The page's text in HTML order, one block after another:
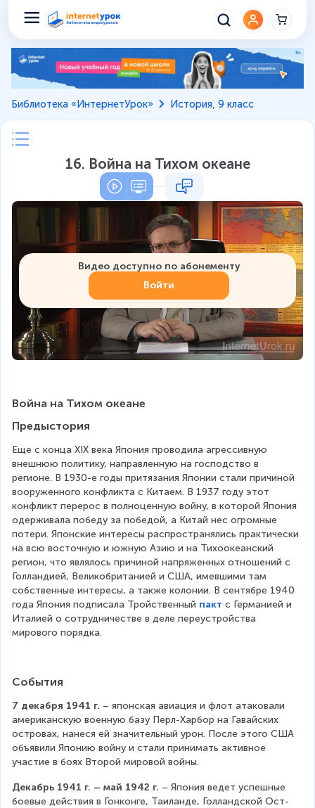
Библиотека «ИнтернетУрок» История, 9 класс
16. Война на Тихом океане
Видео доступно по абонементу
Войти
Война на Тихом океане
Предыстория
Еще с конца XIX века Япония проводила агрессивную
внешнюю политику, направленную на господство в
регионе. В 1930-е годы притязания Японии стали причиной
вооруженного конфликта с Китаем. В 1937 году этот
конфликт перерос в полноценную войну, в которой Япония
одерживала победу за победой, а Китай нес огромные
потери. Японские интересы распространялись практически
на всю восточную и южную Азию и на Тихоокеанский
регион, что являлось причиной напряженных отношений с
Голландией, Великобританией и США, имевшими там
собственные интересы, а также колонии. В сентябре 1940
года Япония подписала Тройственный пакт с Германией и
Италией о сотрудничестве в деле переустройства
мирового порядка.
События
7 декабря 1941 г. – японская авиация и флот атаковали
американскую военную базу Перл-Харбор на Гавайских
островах, нанеся ей значительный урон. После этого США
объявили Японию войну и стали принимать активное
участие в боях Второй мировой войны.
Декабрь 1941 г. – май 1942 г. – Япония ведет успешные
боевые действия в Гонконге, Таиланде, Голландской Ост-